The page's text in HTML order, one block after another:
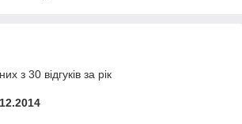
з 30 відгуків за рік